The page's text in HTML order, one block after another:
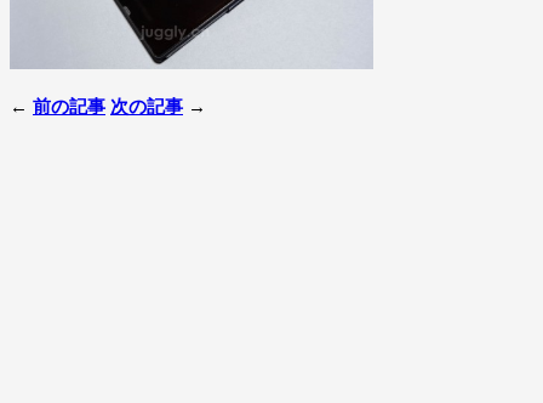
← 前の記事 次の記事 →